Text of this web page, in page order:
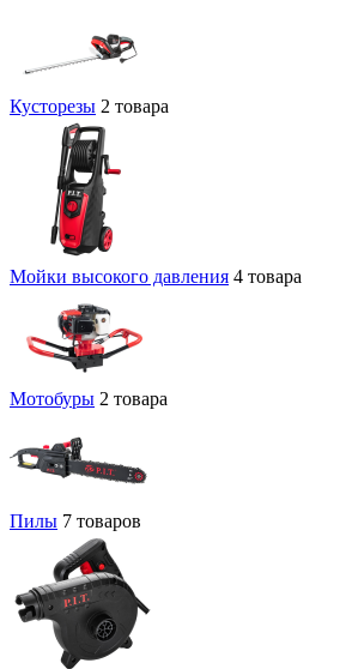
Кусторезы 2 товара
Мойки высокого давления 4 товара
Мотобуры 2 товара
Пилы 7 товаров